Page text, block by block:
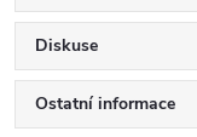
Diskuse
Ostatní informace